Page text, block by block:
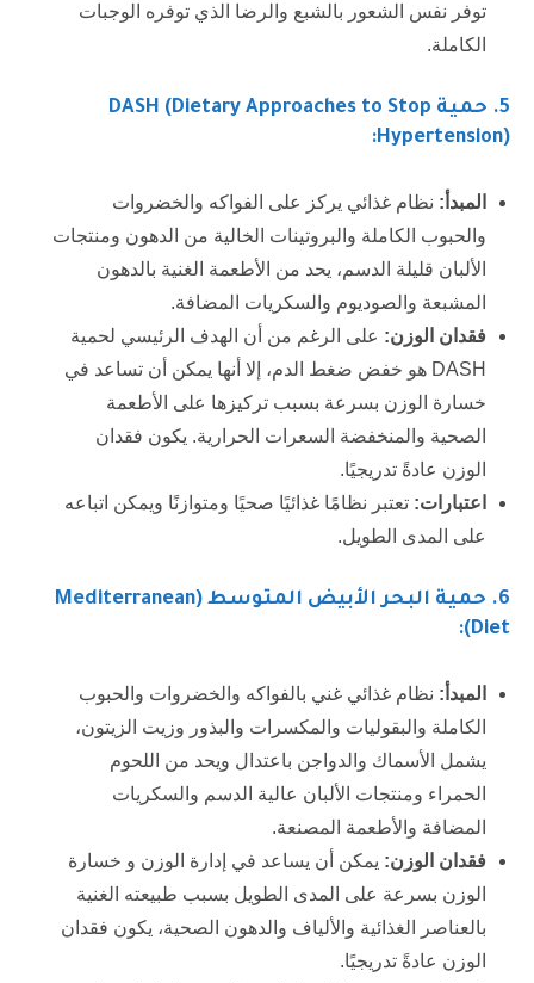
توفر نفس الشعور بالشبع والرضا الذي توفره الوجبات
الكاملة.
5
. حمية DASH (Dietary Approaches to Stop
Hypertension):
المبدأ: نظام غذائي يركز على الفواكه والخضروات
والحبوب الكاملة والبروتينات الخالية من الدهون ومنتجات
الألبان قليلة الدسم، يحد من الأطعمة الغنية بالدهون
المشبعة والصوديوم والسكريات المضافة.
فقدان الوزن: على الرغم من أن الهدف الرئيسي لحمية
DASH هو خفض ضغط الدم، إلا أنها يمكن أن تساعد في
خسارة الوزن بسرعة بسبب تركيزها على الأطعمة
الصحية والمنخفضة السعرات الحرارية. يكون فقدان
الوزن عادةً تدريجيًا.
اعتبارات: تعتبر نظامًا غذائيًا صحيًا ومتوازنًا ويمكن اتباعه
على المدى الطويل.
6.
حمية البحر الأبيض المتوسط (Mediterranean
Diet):
المبدأ: نظام غذائي غني بالفواكه والخضروات والحبوب
الكاملة والبقوليات والمكسرات والبذور وزيت الزيتون،
يشمل الأسماك والدواجن باعتدال ويحد من اللحوم
الحمراء ومنتجات الألبان عالية الدسم والسكريات
المضافة والأطعمة المصنعة.
فقدان الوزن: يمكن أن يساعد في إدارة الوزن و خسارة
الوزن بسرعة على المدى الطويل بسبب طبيعته الغنية
بالعناصر الغذائية والألياف والدهون الصحية، يكون فقدان
الوزن عادةً تدريجيًا.